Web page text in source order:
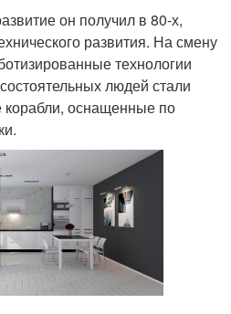
он получил в 80-х,
развития. На смену
технологии
людей стали
корабли, оснащенные по